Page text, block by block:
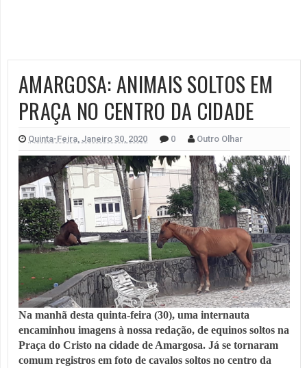
AMARGOSA: ANIMAIS SOLTOS EM
PRAÇA NO CENTRO DA CIDADE
Quinta-Feira, Janeiro 30, 2020 0 Outro Olhar
Na manhã desta quinta-feira (30), uma internauta
encaminhou imagens à nossa redação, de equinos soltos na
Praça do Cristo na cidade de Amargosa. Já se tornaram
comum registros em foto de cavalos soltos no centro da